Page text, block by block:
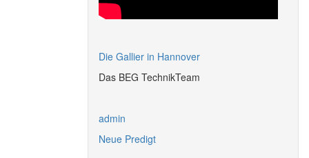
Die Gallier in Hannover
Das BEG TechnikTeam
admin
Neue Predigt